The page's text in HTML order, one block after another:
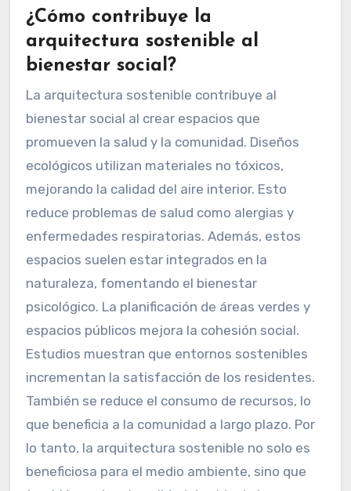
¿Cómo contribuye la
arquitectura sostenible al
bienestar social?
La arquitectura sostenible contribuye al
bienestar social al crear espacios que
promueven la salud y la comunidad. Diseños
ecológicos utilizan materiales no tóxicos,
mejorando la calidad del aire interior. Esto
reduce problemas de salud como alergias y
enfermedades respiratorias. Además, estos
espacios suelen estar integrados en la
naturaleza, fomentando el bienestar
psicológico. La planificación de áreas verdes y
espacios públicos mejora la cohesión social.
Estudios muestran que entornos sostenibles
incrementan la satisfacción de los residentes.
También se reduce el consumo de recursos, lo
que beneficia a la comunidad a largo plazo. Por
lo tanto, la arquitectura sostenible no solo es
beneficiosa para el medio ambiente, sino que